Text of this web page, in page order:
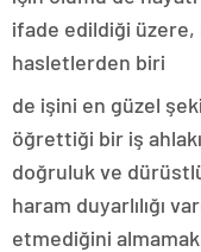
ifade edildiği üzere,
hasletlerden biri
de işini en güzel
öğrettiği bir iş
doğruluk ve
haram duyarlılığı
etmediğini